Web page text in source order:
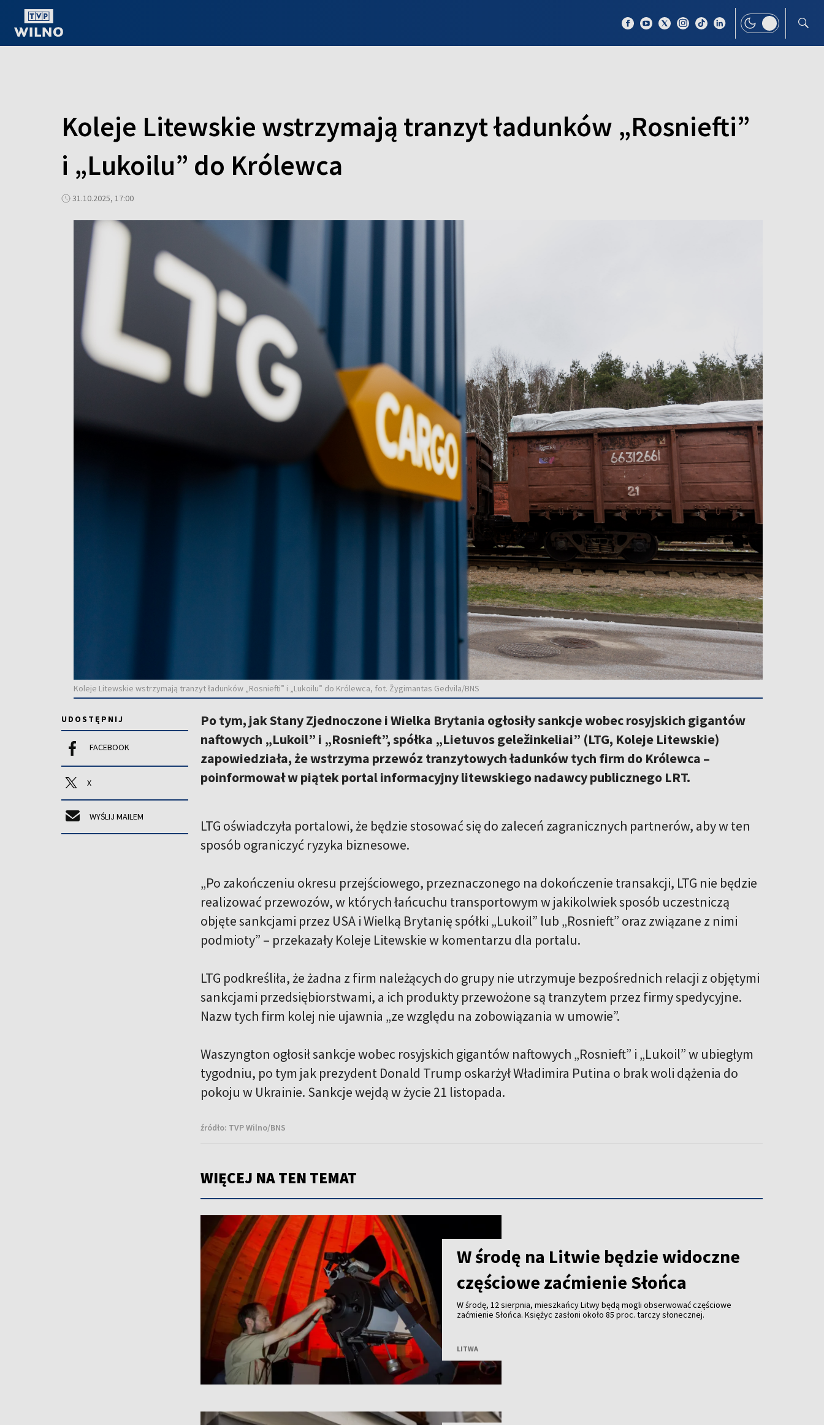
Koleje Litewskie wstrzymają tranzyt ładunków „Rosniefti”
i „Lukoilu” do Królewca
31.10.2025, 17:00
Koleje Litewskie wstrzymają tranzyt ładunków „Rosniefti” i „Lukoilu” do Królewca, fot. Žygimantas Gedvila/BNS
UDOSTĘPNIJ
FACEBOOK
X
WYŚLIJ MAILEM
Po tym, jak Stany Zjednoczone i Wielka Brytania ogłosiły sankcje wobec rosyjskich gigantów
naftowych „Lukoil” i „Rosnieft”, spółka „Lietuvos geležinkeliai” (LTG, Koleje Litewskie)
zapowiedziała, że wstrzyma przewóz tranzytowych ładunków tych firm do Królewca –
poinformował w piątek portal informacyjny litewskiego nadawcy publicznego LRT.
LTG oświadczyła portalowi, że będzie stosować się do zaleceń zagranicznych partnerów, aby w ten
sposób ograniczyć ryzyka biznesowe.
„Po zakończeniu okresu przejściowego, przeznaczonego na dokończenie transakcji, LTG nie będzie
realizować przewozów, w których łańcuchu transportowym w jakikolwiek sposób uczestniczą
objęte sankcjami przez USA i Wielką Brytanię spółki „Lukoil” lub „Rosnieft” oraz związane z nimi
podmioty” – przekazały Koleje Litewskie w komentarzu dla portalu.
LTG podkreśliła, że żadna z firm należących do grupy nie utrzymuje bezpośrednich relacji z objętymi
sankcjami przedsiębiorstwami, a ich produkty przewożone są tranzytem przez firmy spedycyjne.
Nazw tych firm kolej nie ujawnia „ze względu na zobowiązania w umowie”.
Waszyngton ogłosił sankcje wobec rosyjskich gigantów naftowych „Rosnieft” i „Lukoil” w ubiegłym
tygodniu, po tym jak prezydent Donald Trump oskarżył Władimira Putina o brak woli dążenia do
pokoju w Ukrainie. Sankcje wejdą w życie 21 listopada.
źródło: TVP Wilno/BNS
WIĘCEJ NA TEN TEMAT
W środę na Litwie będzie widoczne
częściowe zaćmienie Słońca
W środę, 12 sierpnia, mieszkańcy Litwy będą mogli obserwować częściowe
zaćmienie Słońca. Księżyc zasłoni około 85 proc. tarczy słonecznej.
LITWA